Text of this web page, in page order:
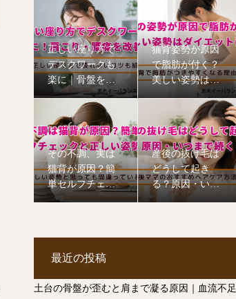
バランス整体
院】
に【志木市の整
体院】
正しい座り方で
デスクワークも
楽に｜骨盤を立
てて肩こり・腰
痛を改善！
猫背姿勢が原因
で脂肪が付く？
美しい姿勢はダ
イエットに効果
その不調、実は
猫背が原因？簡
単セルフチェッ
クと正しい姿勢
産後の抜け毛は
どうして起き
る？原因・いつ
まで続く？ヘア
最近の投稿
土台の骨盤が歪むと肩まで凝る原因｜血流不足